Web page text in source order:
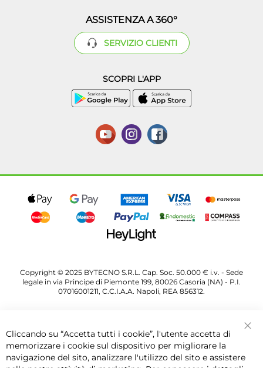
ASSISTENZA A 360°
SERVIZIO CLIENTI
SCOPRI L'APP
Copyright © 2025 BYTECNO S.R.L. Cap. Soc. 50.000 € i.v. - Sede
legale in via Principe di Piemonte 199, 80026 Casoria (NA) - P.I.
07016001211, C.C.I.A.A. Napoli, REA 856312.
Cliccando su “Accetta tutti i cookie”, l'utente accetta di
memorizzare i cookie sul dispositivo per migliorare la
navigazione del sito, analizzare l'utilizzo del sito e assistere